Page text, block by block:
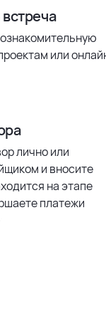
или
лично или
и вносите
на этапе
платежи